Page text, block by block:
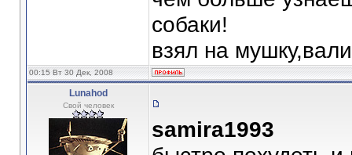
собаки!
взял на
00:15 Вт 30 Дек, 2008
Lunahod
Свой человек
samira1993